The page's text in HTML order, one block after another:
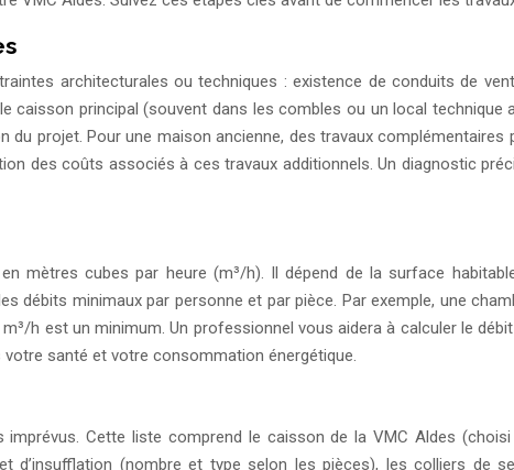
architecturales ou techniques : existence de conduits de
caisson principal (souvent dans les combles ou un local
projet. Pour une maison ancienne, des travaux complémentaires
des coûts associés à ces travaux additionnels. Un diagnostic
mètres cubes par heure (m³/h). Il dépend de la surface
minimaux par personne et par pièce. Par exemple, une
h est un minimum. Un professionnel vous aidera à calculer le
santé et votre consommation énergétique.
Cette liste comprend le caisson de la VMC Aldes (choisi
d’insufflation (nombre et type selon les pièces), les colliers de